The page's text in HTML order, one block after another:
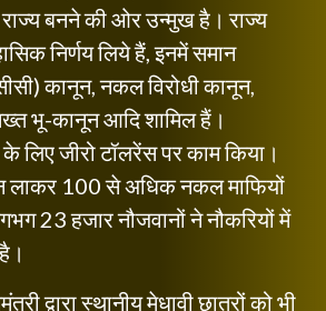
बनने की ओर उन्मुख है। राज्य
निर्णय लिये हैं, इनमें समान
कानून, नकल विरोधी कानून,
भू-कानून आदि शामिल हैं।
लिए जीरो टॉलरेंस पर काम किया।
लाकर 100 से अधिक नकल माफियों
23 हजार नौजवानों ने नौकरियों में
द्वारा स्थानीय मेधावी छात्रों को भी